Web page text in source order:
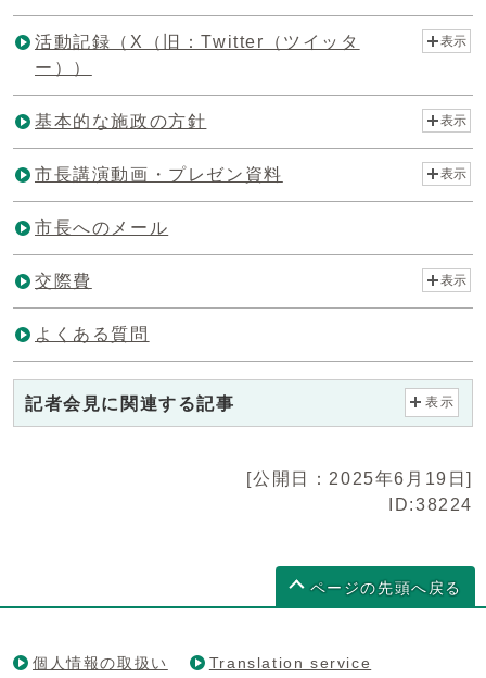
活動記録（X（旧：Twitter（ツイッタ
ー））
表示
基本的な施政の方針 表示
市長講演動画・プレゼン資料 表示
市長へのメール
交際費 表示
よくある質問
記者会見に関連する記事 表示
[公開日：2025年6月19日]
ID:38224
ページの先頭へ戻る
個人情報の取扱い Translation service